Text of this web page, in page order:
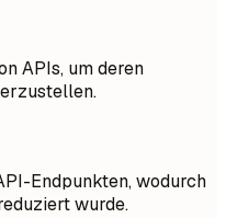
APIs, um deren
Endpunkten, wodurch
wurde.